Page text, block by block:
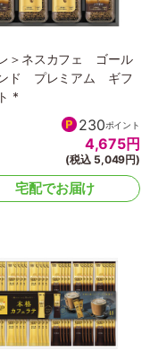
＞ネスカフェ ゴール
ンド プレミアム ギフ
*
230ポイント
4,675円
(税込 5,049円)
宅配でお届け